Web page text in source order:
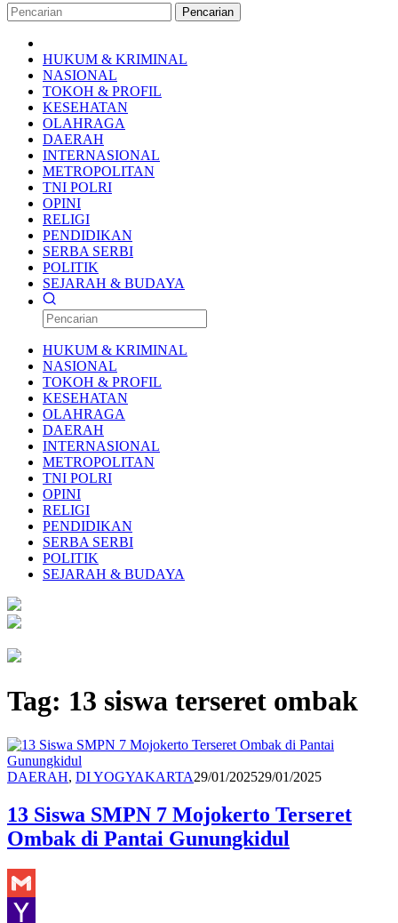
Pencarian
HUKUM & KRIMINAL
NASIONAL
TOKOH & PROFIL
KESEHATAN
OLAHRAGA
DAERAH
INTERNASIONAL
METROPOLITAN
TNI POLRI
OPINI
RELIGI
PENDIDIKAN
SERBA SERBI
POLITIK
SEJARAH & BUDAYA
HUKUM & KRIMINAL
NASIONAL
TOKOH & PROFIL
KESEHATAN
OLAHRAGA
DAERAH
INTERNASIONAL
METROPOLITAN
TNI POLRI
OPINI
RELIGI
PENDIDIKAN
SERBA SERBI
POLITIK
SEJARAH & BUDAYA
Tag: 13 siswa terseret ombak
DAERAH, DI YOGYAKARTARedaksi
29/01/202529/01/2025
13 Siswa SMPN 7 Mojokerto Terseret
Ombak di Pantai Gunungkidul
Gmail